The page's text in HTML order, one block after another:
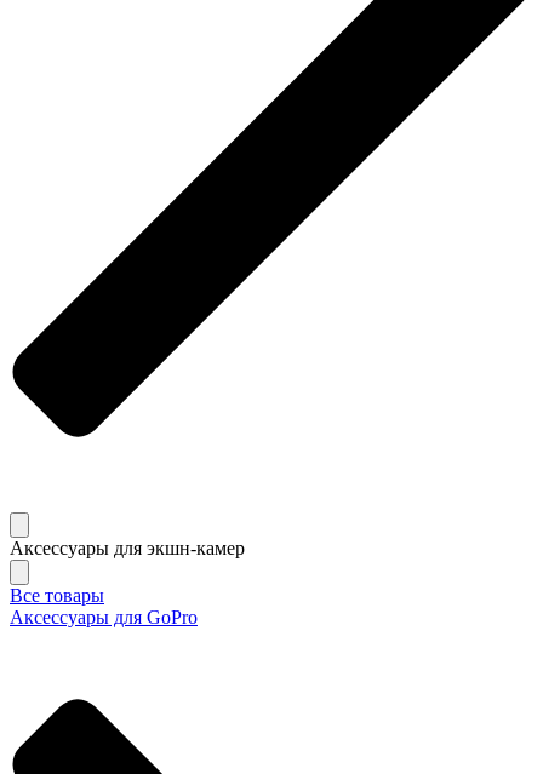
Аксессуары для экшн-камер
Все товары
Аксессуары для GoPro